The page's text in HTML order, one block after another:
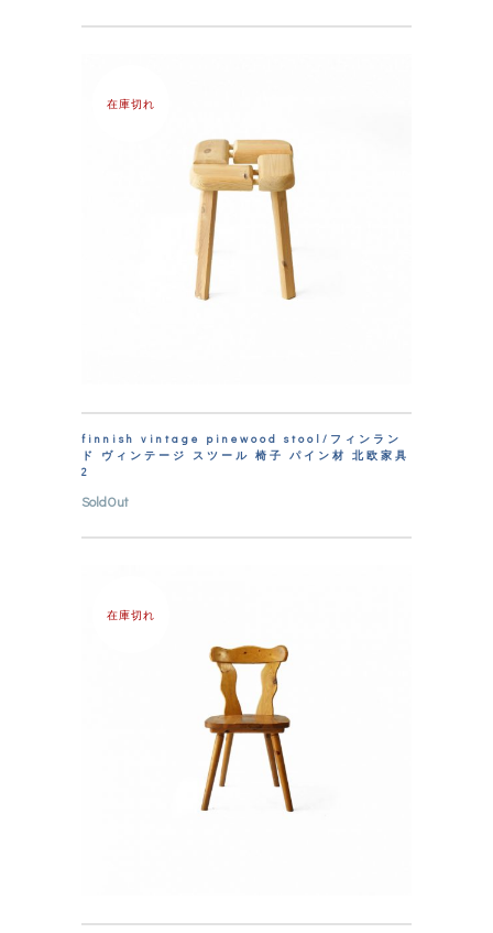
在庫切れ
finnish vintage pinewood stool/フィンラン
ド ヴィンテージ スツール 椅子 パイン材 北欧家具
2
SoldOut
在庫切れ